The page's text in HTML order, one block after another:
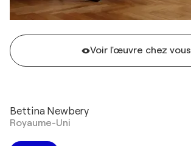
Voir l'œuvre chez vous
Bettina Newbery
Royaume-Uni